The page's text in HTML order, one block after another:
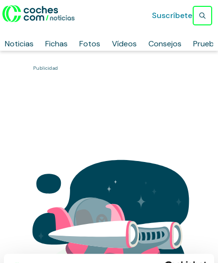
Noticias Fichas Fotos Vídeos Consejos
Suscríbete
Publicidad